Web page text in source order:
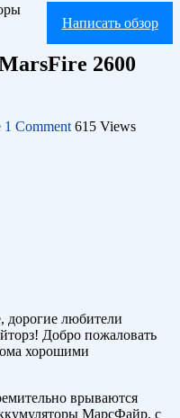
Написать обзор
2600
1 Comment 615 Views
дорогие любители
Добро пожаловать
хорошими
врываются
МарсФайр, с